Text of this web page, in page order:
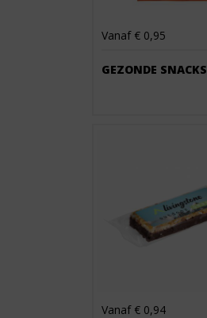
Vanaf € 0,95
GEZONDE SNACKS
Vanaf € 0,94